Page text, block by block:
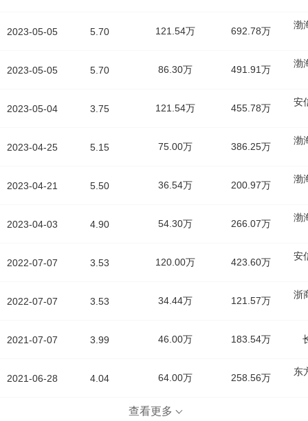
2023-05-05
2023-05-05
2023-05-04
2023-04-25
2023-04-21
2023-04-03
2022-07-07
2022-07-07
2021-07-07
2021-06-28
5.70 121.54万 692.78万
渤
5.70 86.30万 491.91万
渤
3.75 121.54万 455.78万
安
5.15 75.00万 386.25万
渤
5.50 36.54万 200.97万
渤
4.90 54.30万 266.07万
渤
3.53 120.00万 423.60万
安
3.53 34.44万 121.57万
浙
3.99 46.00万 183.54万
4.04 64.00万 258.56万
东
查看更多